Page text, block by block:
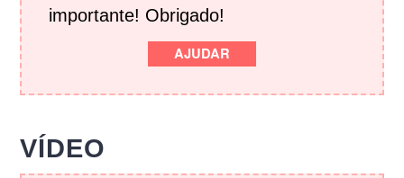
importante! Obrigado!
AJUDAR
VÍDEO